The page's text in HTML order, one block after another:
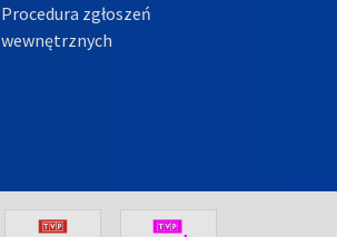
Procedura zgłoszeń
wewnętrznych